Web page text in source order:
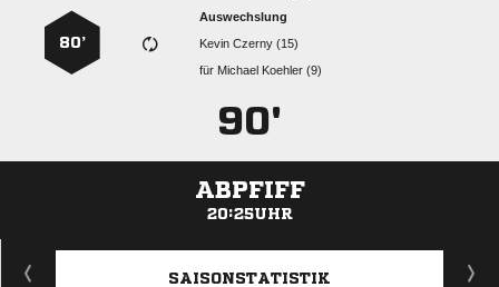
Auswechslung
  
für   
80’
90'
ABPFIFF
20:25UHR
ANZEIGE
SAISONSTATISTIK